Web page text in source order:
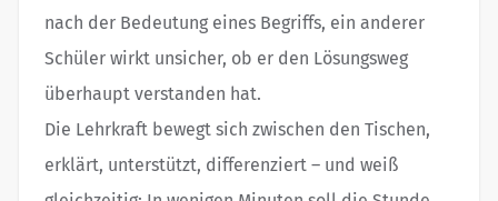
nach der Bedeutung eines Begriffs, ein anderer
Schüler wirkt unsicher, ob er den Lösungsweg
überhaupt verstanden hat.
Die Lehrkraft bewegt sich zwischen den Tischen,
erklärt, unterstützt, differenziert – und weiß